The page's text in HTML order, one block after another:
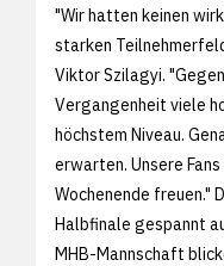
"Wir hatten keinen
starken
Viktor Szilagyi.
Vergangenheit viele
höchstem Niveau.
erwarten. Unsere
Wochenende freuen."
Halbfinale gespannt
MHB-Mannschaft